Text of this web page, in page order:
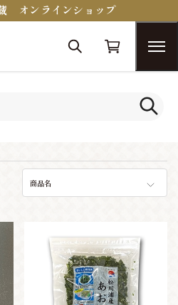
オンラインショップ
商品名